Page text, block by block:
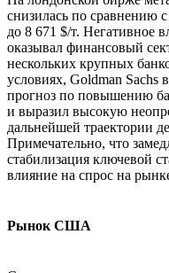
снизилась по сравнению
до 8 671 $/т. Негативное
оказывал финансовый
нескольких крупных
условиях, Goldman Sachs
прогноз по повышению
и выразил высокую
дальнейшей траектории
Примечательно, что
стабилизация ключевой
влияние на спрос на
Рынок США